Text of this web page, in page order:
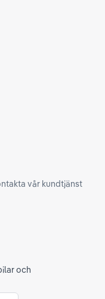
vår kundtjänst
och